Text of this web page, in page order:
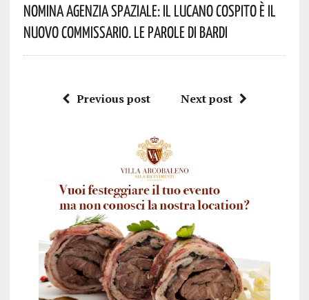
Nomina Agenzia Spaziale: Il Lucano Cospito È Il
Nuovo Commissario. Le Parole Di Bardi
Previous post Next post